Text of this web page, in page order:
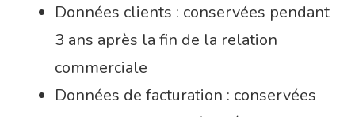
Données clients : conservées pendant
3 ans après la fin de la relation
commerciale
Données de facturation : conservées